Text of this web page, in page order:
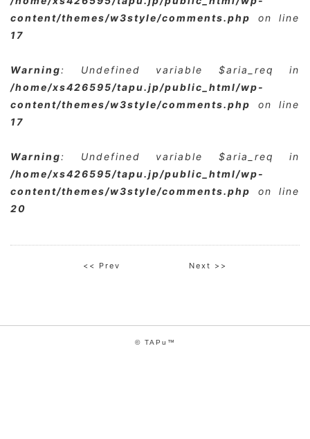
content/themes/w3style/comments.php
on line
17
Warning: Undefined variable $aria_req in
/home/xs426595/tapu.jp/public_html/wp-
content/themes/w3style/comments.php
on line
17
Warning: Undefined variable $aria_req in
/home/xs426595/tapu.jp/public_html/wp-
content/themes/w3style/comments.php
on line
20
<< Prev Next >>
© TAPu™